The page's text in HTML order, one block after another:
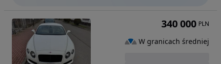
340 000 PLN
W granicach średniej